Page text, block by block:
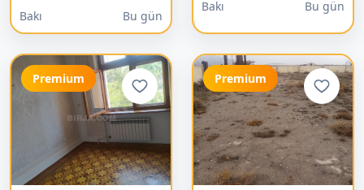
Bakı
Bu gün
Bakı Bu gün
Premium Premium